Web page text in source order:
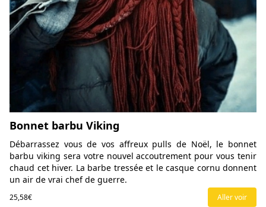
Bonnet barbu Viking
Débarrassez vous de vos affreux pulls de Noël, le bonnet
barbu viking sera votre nouvel accoutrement pour vous tenir
chaud cet hiver. La barbe tressée et le casque cornu donnent
un air de vrai chef de guerre.
25,58€ Aller voir